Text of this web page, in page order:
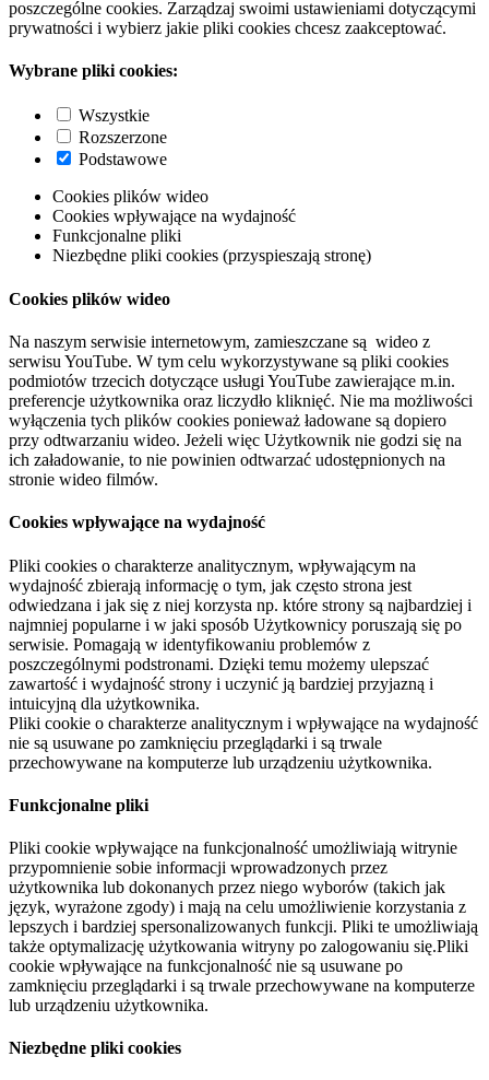
poszczególne cookies. Zarządzaj swoimi ustawieniami dotyczącymi
prywatności i wybierz jakie pliki cookies chcesz zaakceptować.
Wybrane pliki cookies:
Wszystkie
Rozszerzone
Podstawowe
Cookies plików wideo
Cookies wpływające na wydajność
Funkcjonalne pliki
Niezbędne pliki cookies (przyspieszają stronę)
Cookies plików wideo
Na naszym serwisie internetowym, zamieszczane są wideo z
serwisu YouTube. W tym celu wykorzystywane są pliki cookies
podmiotów trzecich dotyczące usługi YouTube zawierające m.in.
preferencje użytkownika oraz liczydło kliknięć. Nie ma możliwości
wyłączenia tych plików cookies ponieważ ładowane są dopiero
przy odtwarzaniu wideo. Jeżeli więc Użytkownik nie godzi się na
ich załadowanie, to nie powinien odtwarzać udostępnionych na
stronie wideo filmów.
Cookies wpływające na wydajność
Pliki cookies o charakterze analitycznym, wpływającym na
wydajność zbierają informację o tym, jak często strona jest
odwiedzana i jak się z niej korzysta np. które strony są najbardziej i
najmniej popularne i w jaki sposób Użytkownicy poruszają się po
serwisie. Pomagają w identyfikowaniu problemów z
poszczególnymi podstronami. Dzięki temu możemy ulepszać
zawartość i wydajność strony i uczynić ją bardziej przyjazną i
intuicyjną dla użytkownika.
Pliki cookie o charakterze analitycznym i wpływające na wydajność
nie są usuwane po zamknięciu przeglądarki i są trwale
przechowywane na komputerze lub urządzeniu użytkownika.
Funkcjonalne pliki
Pliki cookie wpływające na funkcjonalność umożliwiają witrynie
przypomnienie sobie informacji wprowadzonych przez
użytkownika lub dokonanych przez niego wyborów (takich jak
język, wyrażone zgody) i mają na celu umożliwienie korzystania z
lepszych i bardziej spersonalizowanych funkcji. Pliki te umożliwiają
także optymalizację użytkowania witryny po zalogowaniu się.Pliki
cookie wpływające na funkcjonalność nie są usuwane po
zamknięciu przeglądarki i są trwale przechowywane na komputerze
lub urządzeniu użytkownika.
Niezbędne pliki cookies